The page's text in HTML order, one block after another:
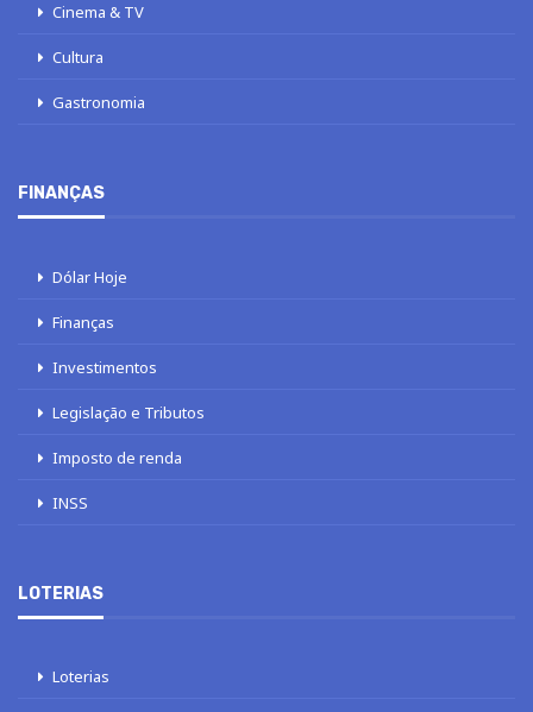
Cinema & TV
Cultura
Gastronomia
FINANÇAS
Dólar Hoje
Finanças
Investimentos
Legislação e Tributos
Imposto de renda
INSS
LOTERIAS
Loterias